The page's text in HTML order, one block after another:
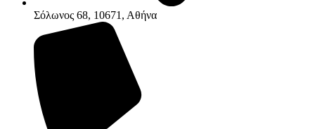
Σόλωνος 68, 10671, Αθήνα